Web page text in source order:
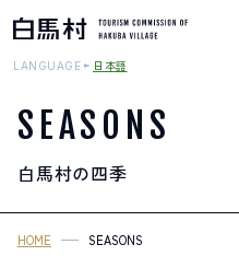
MOUNTAIN &
登山・トレッキング
LANGUAGE 日本語
SEASONS
白馬村の四季
HOME SEASONS